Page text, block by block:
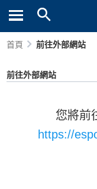
首頁 前往外部網站
前往外部網站
您將前
https://